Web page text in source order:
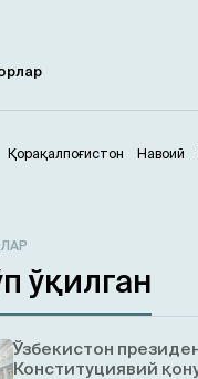
Қорақалпоғистон Навоий
ўқилган
Ўзбекистон
Конституциявий